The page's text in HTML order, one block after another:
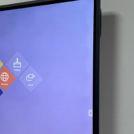
Webshop
050 – 54 91 662
Route